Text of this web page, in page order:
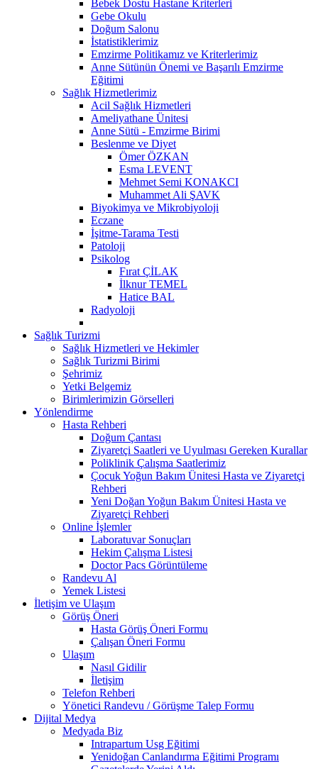
Bebek Dostu Hastane Kriterleri
Gebe Okulu
Doğum Salonu
İstatistiklerimiz
Emzirme Politikamız ve Kriterlerimiz
Anne Sütünün Önemi ve Başarılı Emzirme
Eğitimi
Sağlık Hizmetlerimiz
Acil Sağlık Hizmetleri
Ameliyathane Ünitesi
Anne Sütü - Emzirme Birimi
Beslenme ve Diyet
Ömer ÖZKAN
Esma LEVENT
Mehmet Semi KONAKCI
Muhammet Ali ŞAVK
Biyokimya ve Mikrobiyoloji
Eczane
İşitme-Tarama Testi
Patoloji
Psikolog
Fırat ÇİLAK
İlknur TEMEL
Hatice BAL
Radyoloji
Sağlık Turizmi
Sağlık Hizmetleri ve Hekimler
Sağlık Turizmi Birimi
Şehrimiz
Yetki Belgemiz
Birimlerimizin Görselleri
Yönlendirme
Hasta Rehberi
Doğum Çantası
Ziyaretçi Saatleri ve Uyulması Gereken Kurallar
Poliklinik Çalışma Saatlerimiz
Çocuk Yoğun Bakım Ünitesi Hasta ve Ziyaretçi
Rehberi
Yeni Doğan Yoğun Bakım Ünitesi Hasta ve
Ziyaretçi Rehberi
Online İşlemler
Laboratuvar Sonuçları
Hekim Çalışma Listesi
Doctor Pacs Görüntüleme
Randevu Al
Yemek Listesi
İletişim ve Ulaşım
Görüş Öneri
Hasta Görüş Öneri Formu
Çalışan Öneri Formu
Ulaşım
Nasıl Gidilir
İletişim
Telefon Rehberi
Yönetici Randevu / Görüşme Talep Formu
Dijital Medya
Medyada Biz
Intrapartum Usg Eğitimi
Yenidoğan Canlandırma Eğitimi Programı